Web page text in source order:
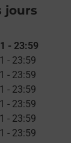
jours
- 23:59
- 23:59
- 23:59
- 23:59
- 23:59
- 23:59
- 23:59